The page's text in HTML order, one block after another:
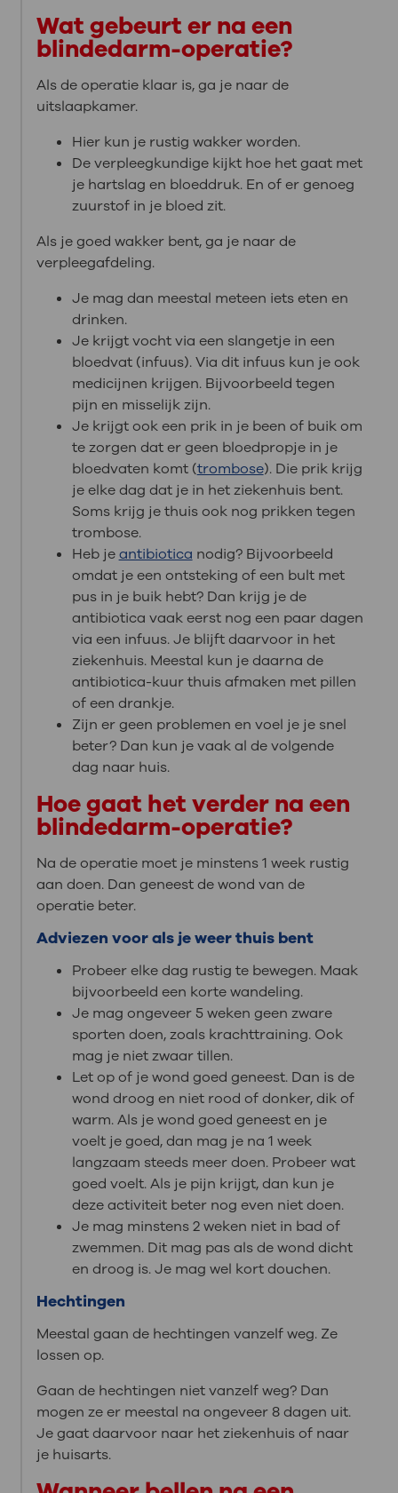
Wat gebeurt er na een
blindedarm-operatie?
Als de operatie klaar is, ga je naar de
uitslaapkamer.
Hier kun je rustig wakker worden.
De verpleegkundige kijkt hoe het gaat met
je hartslag en bloeddruk. En of er genoeg
zuurstof in je bloed zit.
Als je goed wakker bent, ga je naar de
verpleegafdeling.
Je mag dan meestal meteen iets eten en
drinken.
Je krijgt vocht via een slangetje in een
bloedvat (infuus). Via dit infuus kun je ook
medicijnen krijgen. Bijvoorbeeld tegen
pijn en misselijk zijn.
Je krijgt ook een prik in je been of buik om
te zorgen dat er geen bloedpropje in je
bloedvaten komt (trombose). Die prik krijg
je elke dag dat je in het ziekenhuis bent.
Soms krijg je thuis ook nog prikken tegen
trombose.
Heb jeantibiotica nodig? Bijvoorbeeld
omdat je een ontsteking of een bult met
pus in je buik hebt? Dan krijg je de
antibiotica vaak eerst nog een paar dagen
via een infuus. Je blijft daarvoor in het
ziekenhuis. Meestal kun je daarna de
antibiotica-kuur thuis afmaken met pillen
of een drankje.
Zijn er geen problemen en voel je je snel
beter? Dan kun je vaak al de volgende
dag naar huis.
Hoe gaat het verder na een
blindedarm-operatie?
Na de operatie moet je minstens 1 week rustig
aan doen. Dan geneest de wond van de
operatie beter.
Adviezen voor als je weer thuis bent
Probeer elke dag rustig te bewegen. Maak
bijvoorbeeld een korte wandeling.
Je mag ongeveer 5 weken geen zware
sporten doen, zoals krachttraining. Ook
mag je niet zwaar tillen.
Let op of je wond goed geneest. Dan is de
wond droog en niet rood of donker, dik of
warm. Als je wond goed geneest en je
voelt je goed, dan mag je na 1 week
langzaam steeds meer doen. Probeer wat
goed voelt. Als je pijn krijgt, dan kun je
deze activiteit beter nog even niet doen.
Je mag minstens 2 weken niet in bad of
zwemmen. Dit mag pas als de wond dicht
en droog is. Je mag wel kort douchen.
Hechtingen
Meestal gaan de hechtingen vanzelf weg. Ze
lossen op.
Gaan de hechtingen niet vanzelf weg? Dan
mogen ze er meestal na ongeveer 8 dagen uit.
Je gaat daarvoor naar het ziekenhuis of naar
je huisarts.